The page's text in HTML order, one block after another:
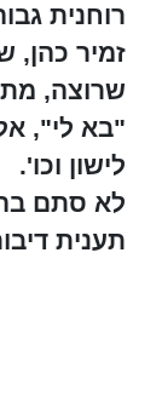
רוחנית
זמיר כהן,
שרוצה,
"בא לי",
לישון וכו'.
לא סתם
תענית